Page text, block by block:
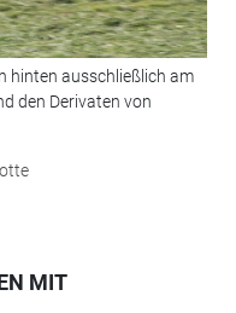
hinten ausschließlich am
den Derivaten von
MIT